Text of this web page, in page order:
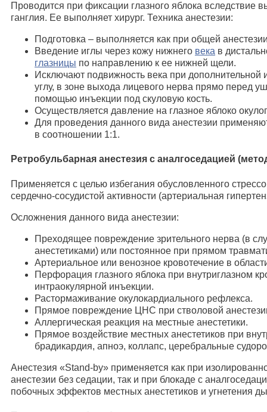
Проводится при фиксации глазного яблока вследствие
ганглия. Ее выполняет хирург. Техника анестезии:
Подготовка – выполняется как при общей
Введение иглы через кожу нижнего века в
глазницы по направлению к ее нижней щели.
Исключают подвижность века при
углу, в зоне выхода лицевого нерва прямо перед
помощью инъекции под скуловую кость.
Осуществляется давление на глазное яблоко
Для проведения данного вида анестезии
в соотношении 1:1.
Ретробульбарная анестезия с аналгоседацией
Применяется с целью избегания обусловленного
сердечно-сосудистой активности (артериальная
Осложнения данного вида анестезии:
Преходящее повреждение зрительного нерва (в
анестетиками) или постоянное при прямом
Артериальное или венозное кровотечение в
Перфорация глазного яблока при внутриглазном
интраокулярной инъекции.
Растормаживание окулокардиального рефлекса.
Прямое повреждение ЦНС при стволовой
Аллергическая реакция на местные анестетики.
Прямое воздействие местных анестетиков при
брадикардия, апноэ, коллапс, церебральные
Анестезия «Stand-by» применяется как при
анестезии без седации, так и при блокаде с
побочных эффектов местных анестетиков и угнетения